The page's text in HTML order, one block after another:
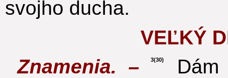
svojho ducha.
VEĽKÝ
Znamenia. –3(30)